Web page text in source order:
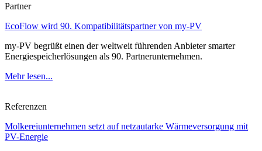
Partner
EcoFlow wird 90. Kompatibilitätspartner von my-PV
my-PV begrüßt einen der weltweit führenden Anbieter smarter
Energiespeicherlösungen als 90. Partnerunternehmen.
Mehr lesen...
Referenzen
Molkereiunternehmen setzt auf netzautarke Wärmeversorgung mit
PV-Energie